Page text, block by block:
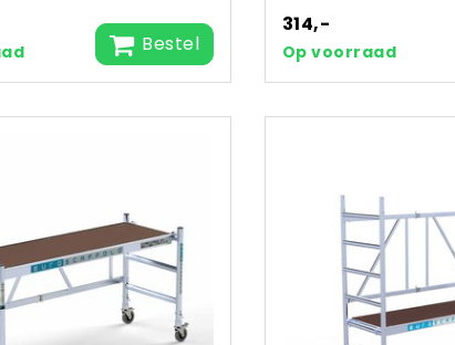
Bestel
314,-
Op voorraad